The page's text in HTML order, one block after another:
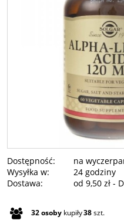
Dostępność:
na
Wysyłka w:
24 godziny
Dostawa:
od 9,50 zł -
Cena nie zawiera
32osoby kupiły38szt.